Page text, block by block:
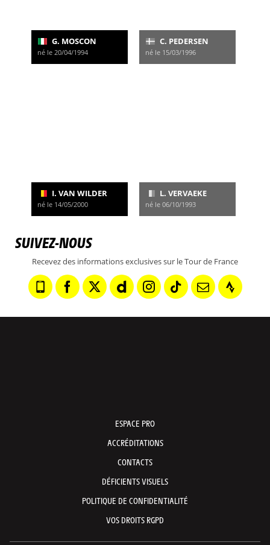
G. MOSCON
né le 20/04/1994
C. PEDERSEN
né le 15/03/1996
I. VAN WILDER
né le 14/05/2000
L. VERVAEKE
né le 06/10/1993
SUIVEZ-NOUS
Recevez des informations exclusives sur le Tour de France
ESPACE PRO
ACCRÉDITATIONS
CONTACTS
DÉFICIENTS VISUELS
POLITIQUE DE CONFIDENTIALITÉ
VOS DROITS RGPD